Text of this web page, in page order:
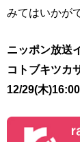
みてはいかが
ニッポン放送
コトブキツカ
12/29(木